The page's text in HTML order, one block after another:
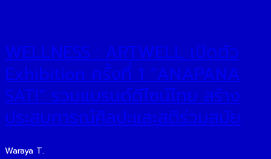
WELLNESS : ARTWELL เปิดตัว
Exhibition ครั้งที่ 1 “ANAPANA
SATI” รวมแบรนด์ดีไซน์ไทย สร้าง
ประสบการณ์ศิลปะและสติร่วมสมัย
Waraya T.